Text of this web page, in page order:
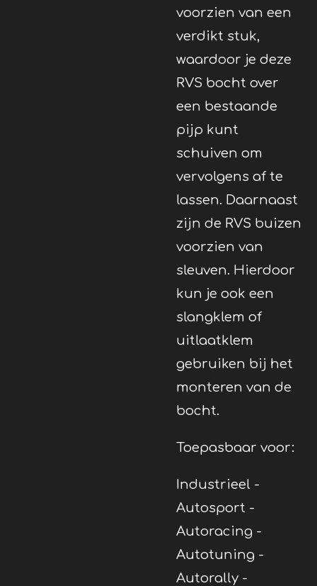
voorzien van een
verdikt stuk,
waardoor je deze
RVS bocht over
een bestaande
pijp kunt
schuiven om
vervolgens af te
lassen. Daarnaast
zijn de RVS buizen
voorzien van
sleuven. Hierdoor
kun je ook een
slangklem of
uitlaatklem
gebruiken bij het
monteren van de
bocht.
Toepasbaar voor:
Industrieel -
Autosport -
Autoracing -
Autotuning -
Autorally -